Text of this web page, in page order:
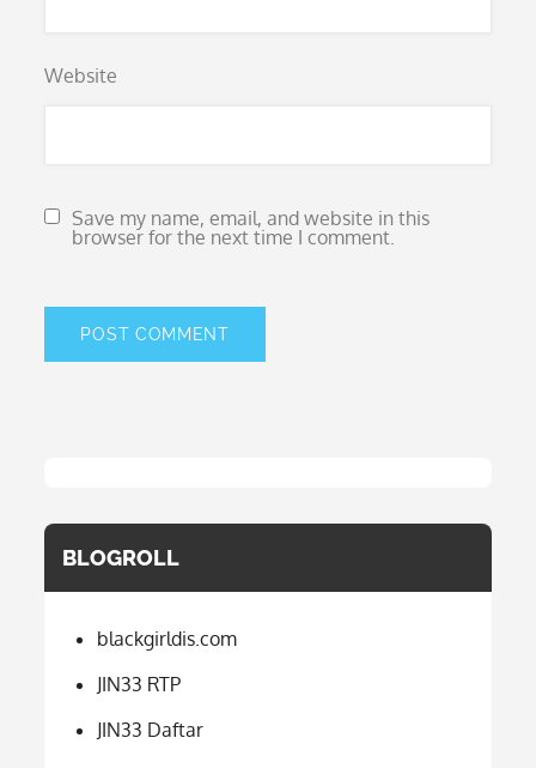
Website
Save my name, email, and website in this
browser for the next time I comment.
BLOGROLL
blackgirldis.com
JIN33 RTP
JIN33 Daftar